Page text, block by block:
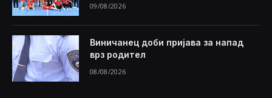
09/08/2026
Виничанец доби пријава за напад
врз родител
08/08/2026